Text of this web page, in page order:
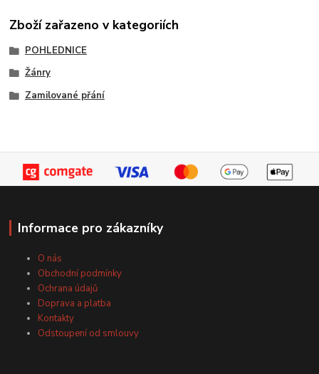
Zboží zařazeno v kategoriích
POHLEDNICE
Žánry
Zamilované přání
Informace pro zákazníky
O nás
Obchodní podmínky
Ochrana údajů
Doprava a platba
Kontakty
Odstoupení od smlouvy